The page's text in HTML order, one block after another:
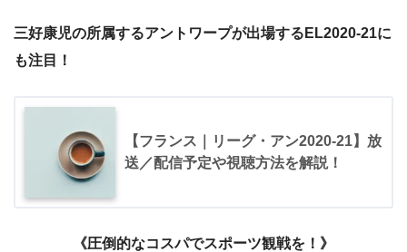
三好康児の所属するアントワープが出場する EL2020-21に
も注目！
【フランス｜リーグ・アン2020-21】放
送／配信予定や視聴方法を解説！
《圧倒的なコスパでスポーツ観戦を！》